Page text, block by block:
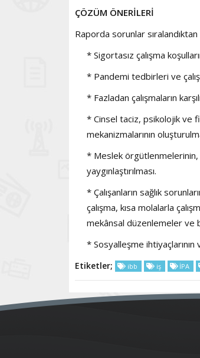
ÇÖZÜM ÖNERİLERİ
Raporda sorunlar
* Sigortasız çalışma
* Pandemi tedbirleri ve
* Fazladan çalışmaların
* Cinsel taciz, psikolojik ve
mekanizmalarının
* Meslek örgütlenmelerinin,
yaygınlaştırılması.
* Çalışanların sağlık
çalışma, kısa molalarla
mekânsal düzenlemeler ve
* Sosyalleşme
Etiketler; ibb iş İPA